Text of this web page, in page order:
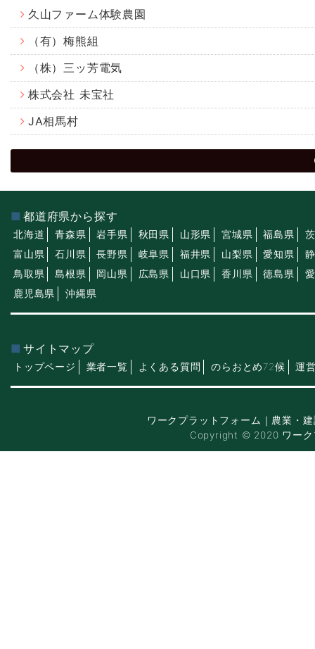
久山ファーム体験農園
（有）梅熊組
（株）三ッ芳電気
株式会社 未宝社
JA相馬村
都道府県から探す
北海道 青森県 岩手県 秋田県 山形県 宮城県 福島県
富山県
石川県 長野県 岐阜県 福井県 山梨県 愛知県
鳥取県
島根県 岡山県 広島県 山口県 香川県 徳島県
鹿児島県
沖縄県
サイトマップ
トップページ 業者一覧 よくある質問 のらおとめ72候 運
ワークプラットフォーム｜農業・
Copyright © 2020 ワーク